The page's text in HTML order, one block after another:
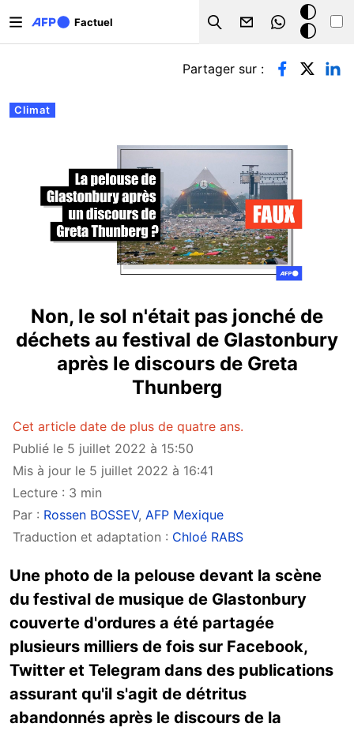
Factuel
Search
Mode
sombre
Onglets principaux
Climat
Partager sur :
Non, le sol n'était pas jonché de
déchets au festival de Glastonbury
après le discours de Greta
Thunberg
Cet article date de plus de quatre ans.
Publié le 5 juillet 2022 à 15:50
Mis à jour le 5 juillet 2022 à 16:41
Lecture : 3 min
Par : Rossen BOSSEV, AFP Mexique
Traduction et adaptation : Chloé RABS
Une photo de la pelouse devant la scène
du festival de musique de Glastonbury
couverte d'ordures a été partagée
plusieurs milliers de fois sur Facebook,
Twitter et Telegram dans des publications
assurant qu'il s'agit de détritus
abandonnés après le discours de la